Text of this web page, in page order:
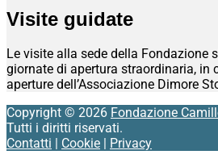
Visite guidate
Le visite alla sede della Fondazione
giornate di apertura straordinaria, in
aperture dell’Associazione Dimore
Copyright © 2026 Fondazione
Tutti i diritti riservati.
Contatti
Cookie
Privacy